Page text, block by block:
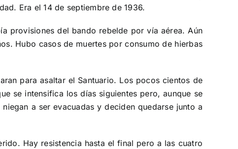
Era el 14 de septiembre de 1936.
provisiones del bando rebelde por vía aérea. Aún
Hubo casos de muertes por consumo de hierbas
para asaltar el Santuario. Los pocos cientos de
se intensifica los días siguientes pero, aunque se
a ser evacuadas y deciden quedarse junto a
Hay resistencia hasta el final pero a las cuatro